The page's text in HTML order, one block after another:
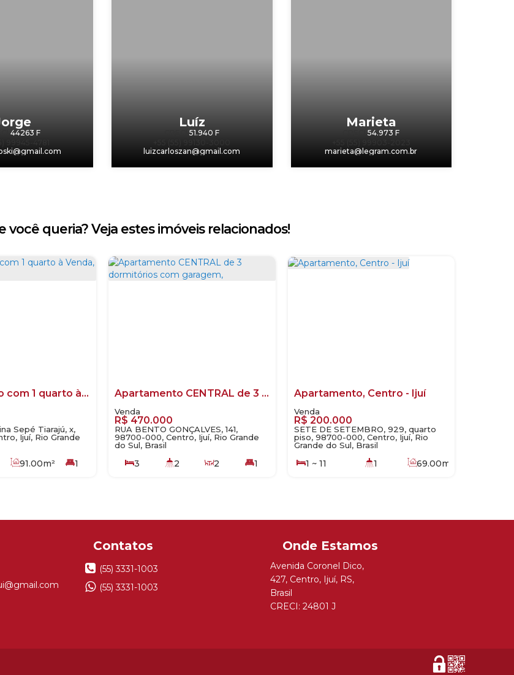
44263 F
Luíz
51.940 F
luizcarloszan@gmail.com
Marieta
54.973 F
marieta@legram.com.br
você queria? Veja estes imóveis relacionados!
Apartamento com 1 quarto à Venda, Centro - Ijuí
Sepé Tiarajú, x,
Ijuí, Rio Grande
91.00m²
1
Apartamento CENTRAL de 3 dormitórios com garagem,
R$ 470.000
RUA BENTO GONÇALVES, 141,
98700-000, Centro, Ijuí, Rio Grande
do Sul, Brasil
3 2 2
1
Apartamento, Centro - Ijuí
R$ 200.000
SETE DE SETEMBRO, 929, quarto
piso, 98700-000, Centro, Ijuí, Rio
Grande do Sul, Brasil
1 ~ 11 1 69.00m²
(55) 3331-1003
(55) 3331-1003
Avenida Coronel Dico,
427, Centro, Ijuí, RS,
Brasil
CRECI: 24801 J